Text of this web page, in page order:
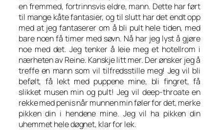
en fremmed, fortrinnsvis eldre, mann. Dette har ført
til mange kåte fantasier, og til slutt har det endt opp
med at jeg fantaserer om å bli pult hele tiden, med
bare noen få timer med søvn. Nå har jeg lyst å gjøre
noe med det. Jeg tenker å leie meg et hotellrom i
nærheten av Reine. Kanskje litt mer. Der ønsker jeg å
treffe en mann som vil tilfredsstille meg! Jeg vil bli
befølt, få lekt med puppene mine, bli fingret, få
slikket musen min og pult! Jeg vil deep-throate en
rekke med penis når munnen min føler for det, merke
pikken din i hendene mine. Jeg vil ha pikken din
uhemmet hele døgnet, klar for lek.